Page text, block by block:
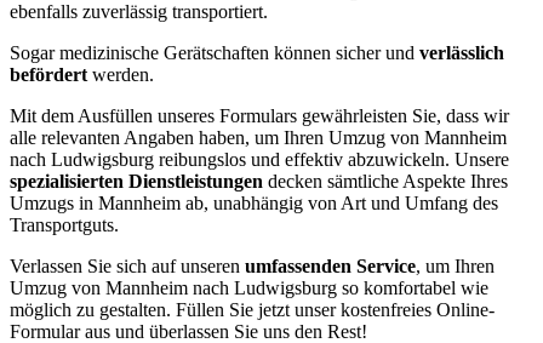
ebenfalls zuverlässig transportiert.
Sogar medizinische Gerätschaften können sicher und verlässlich
befördert werden.
Mit dem Ausfüllen unseres Formulars gewährleisten Sie, dass wir
alle relevanten Angaben haben, um Ihren Umzug von Mannheim
nach Ludwigsburg reibungslos und effektiv abzuwickeln. Unsere
spezialisierten Dienstleistungen decken sämtliche Aspekte Ihres
Umzugs in Mannheim ab, unabhängig von Art und Umfang des
Transportguts.
Verlassen Sie sich auf unseren umfassenden Service, um Ihren
Umzug von Mannheim nach Ludwigsburg so komfortabel wie
möglich zu gestalten. Füllen Sie jetzt unser kostenfreies Online-
Formular aus und überlassen Sie uns den Rest!